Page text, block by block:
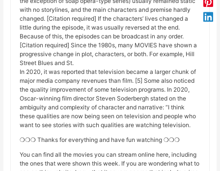
with no storylines, and the main characters and premise hardly
changed. [Citation required] If the characters’ lives changed a
little during the episode, it was usually reversed at the end.
Because of this, the episodes can be broadcast in any order.
[Citation required] Since the 1980s, many MOVIES have shown a
progressive change in plot, characters, or both. For example, Hill
Street Blues and St.
In 2020, it was reported that television became a larger chunk of
major media company revenues than film. [5] Some also noticed
the quality improvement of some television programs. In 2020,
Oscar-winning film director Steven Soderbergh stated on the
ambiguity and complexity of character and narrative: “I think
these qualities are now being seen on television and people who
want to see stories with such qualities are watching television.
❍❍❍ Thanks for everything and have fun watching ❍❍❍
You can find all the movies you can stream online here, including
the ones that were shown this week. If you are wondering what to